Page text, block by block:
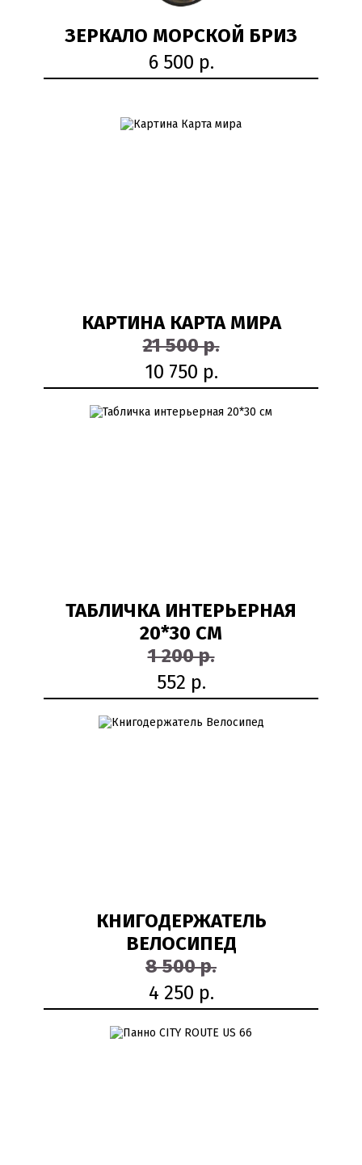
ЗЕРКАЛО МОРСКОЙ БРИЗ
6 500 р.
КАРТИНА КАРТА МИРА
21 500 р.
10 750 р.
ТАБЛИЧКА ИНТЕРЬЕРНАЯ
20*30 СМ
1 200 р.
552 р.
КНИГОДЕРЖАТЕЛЬ
ВЕЛОСИПЕД
8 500 р.
4 250 р.